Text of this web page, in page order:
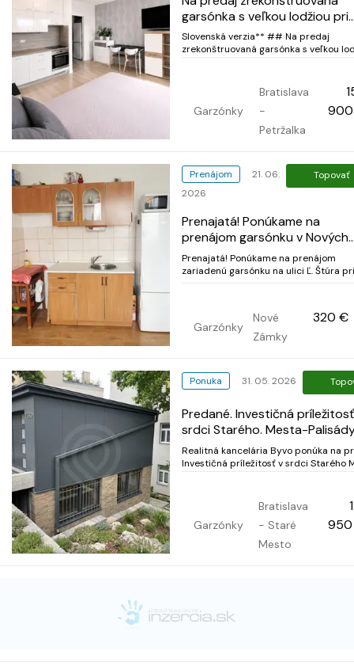
garsónka s veľkou lodžiou pri
Draždiaku
Slovenská verzia** ## Na predaj
zrekonštruovaná garsónka s veľkou
zrekonštruovanú garsónku na
Krásnohorskej ulici v Petržalke. v
výbornou dostupn...
Garzónky
Bratislava
-
Petržalka
Prenájom
21. 06.
2026
Topovať
Prenajatá! Ponúkame na
prenájom garsónku v Nových
Zámkoch
Prenajatá! Ponúkame na prenájom
zariadenú garsónku na ulici Ľ. Štúra pri
Cena prenájmu je: 320 euro Voľná
ihneď. Tel. kontakt: 0948 589...
Garzónky
Nové
Zámky
320 €
Ponuka 31. 05. 2026
Predané. Investičná
srdci Starého. Mesta-
Realitná kancelária Byvo ponúka na
Investičná príležitosť v srdci Starého
lokalite Bratislava – Staré Mesto,
ktorá ponúka výnimočný potenciál na
zhodno...
Garzónky
Bratislava
- Staré
Mesto